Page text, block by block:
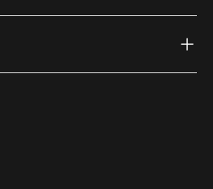
(external link)
Instagram (external link)
on Youtube (external